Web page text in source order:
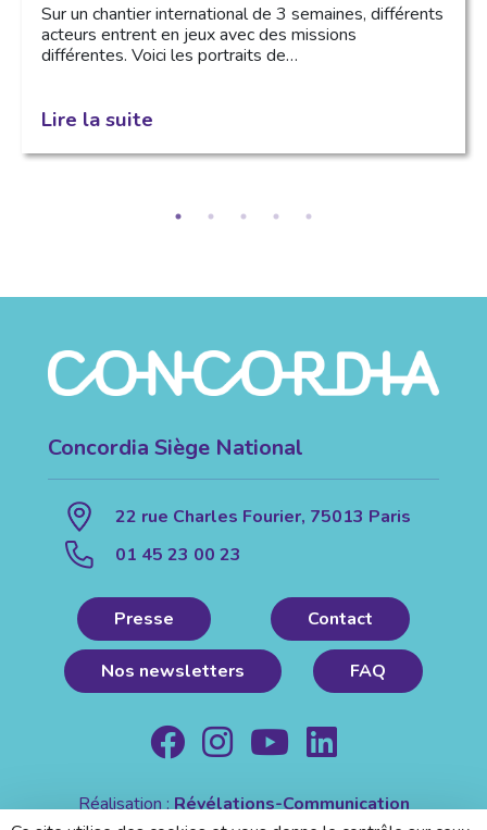
Sur un chantier international de 3 semaines, différents
acteurs entrent en jeux avec des missions
différentes. Voici les portraits de…
Lire la suite
Concordia Siège National
22 rue Charles Fourier, 75013 Paris
01 45 23 00 23
Presse Contact
Nos newsletters FAQ
Réalisation :Révélations-Communication